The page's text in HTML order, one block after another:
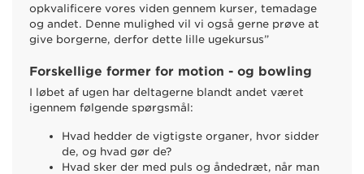
opkvalificere vores viden gennem kurser, temadage
og andet. Denne mulighed vil vi også gerne prøve at
give borgerne, derfor dette lille ugekursus”
Forskellige former for motion - og bowling
I løbet af ugen har deltagerne blandt andet været
igennem følgende spørgsmål:
Hvad hedder de vigtigste organer, hvor sidder
de, og hvad gør de?
Hvad sker der med puls og åndedræt, når man